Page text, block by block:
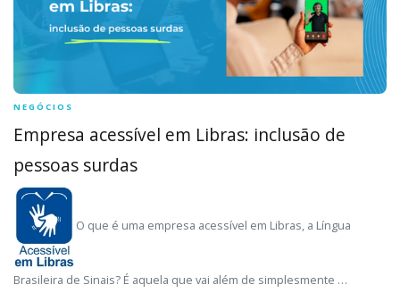
NEGÓCIOS
Empresa acessível em Libras: inclusão de
pessoas surdas
O que é uma empresa acessível em Libras, a Língua
Brasileira de Sinais? É aquela que vai além de simplesmente …